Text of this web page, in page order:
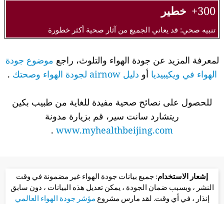
300+ خطير
تنبيه صحي: قد يعاني الجميع من آثار صحية أكثر خطورة
لمعرفة المزيد عن جودة الهواء والتلوث، راجع موضوع جودة
الهواء في ويكيبيديا أو دليل airnow لجودة الهواء وصحتك .
للحصول على نصائح صحية مفيدة للغاية من طبيب بكين
ريتشارد سانت سير، قم بزيارة مدونة
www.myhealthbeijing.com
.
إشعار الاستخدام: جميع بيانات جودة الهواء غير مضمونة في وقت
النشر ، وبسبب ضمان الجودة ، يمكن تعديل هذه البيانات ، دون سابق
إنذار ، في أي وقت. لقد مارس مشروع مؤشر جودة الهواء العالمي